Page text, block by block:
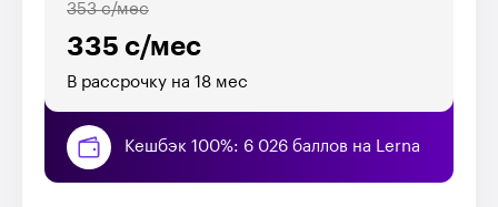
335 с/мес
353 с/мес
В рассрочку на 18 мес
Кешбэк 100%: 6 026 баллов на Lerna